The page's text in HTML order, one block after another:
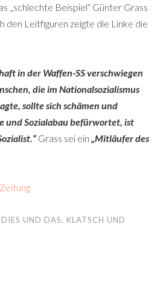
„schlechte Beispiel“ Günter Grass
den Leitfiguren zeigte die Linke die
in der Waffen-SS verschwiegen
die im Nationalsozialismus
sollte sich schämen und
und Sozialabau befürwortet, ist
Grass sei ein „Mitläufer des
DIES UND DAS, KLATSCH UND